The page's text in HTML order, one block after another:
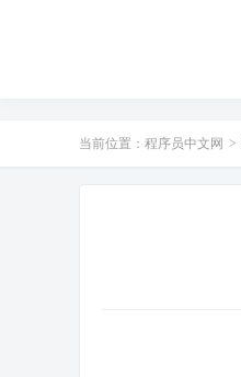
当前位置： 程序员中文网 >